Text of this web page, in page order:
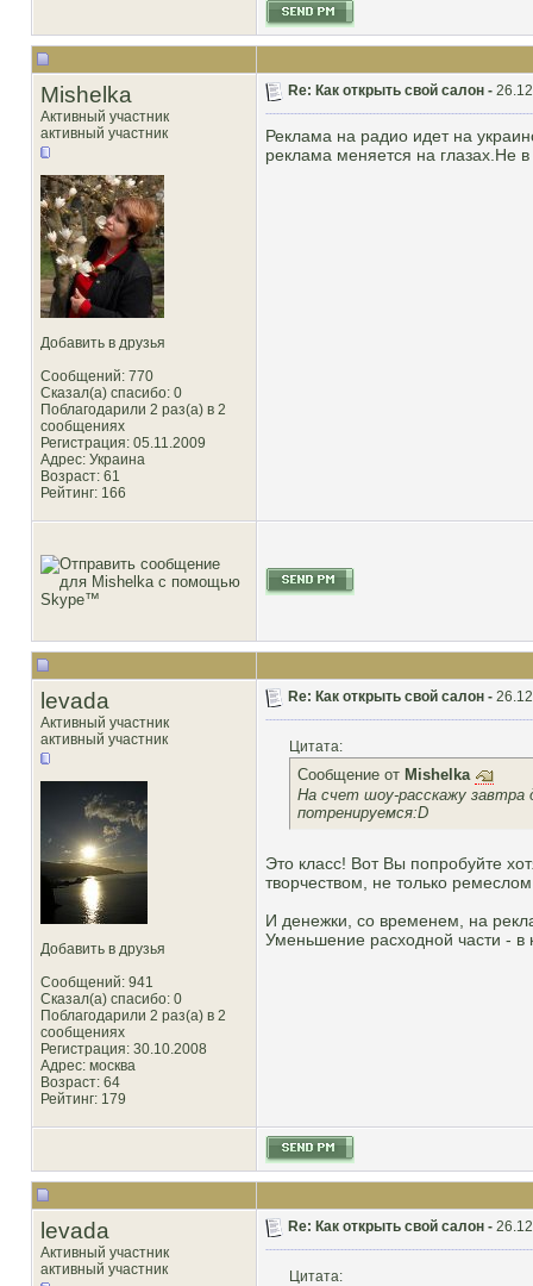
Mishelka
Активный участник
активный участник
Добавить в друзья
Сообщений: 770
Сказал(а) спасибо: 0
Поблагодарили 2 раз(а) в 2
сообщениях
Регистрация: 05.11.2009
Адрес: Украина
Возраст: 61
Рейтинг: 166
Re: Как открыть свой салон -
Реклама на радио идет на
реклама меняется на глазах.Не
levada
Активный участник
активный участник
Добавить в друзья
Сообщений: 941
Сказал(а) спасибо: 0
Поблагодарили 2 раз(а) в 2
сообщениях
Регистрация: 30.10.2008
Адрес: москва
Возраст: 64
Рейтинг: 179
Re: Как открыть свой салон -
Цитата:
Сообщение от Mishelka
На счет шоу-расскажу завтра
потренируемся:D
Это класс! Вот Вы попробуйте
творчеством, не только
И денежки, со временем, на
Уменьшение расходной части - в
levada
Активный участник
активный участник
Re: Как открыть свой салон -
Цитата: